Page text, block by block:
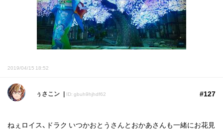
2019/04/15 18:52
ぅさこン ID: gbuh9hjhdf62 #127
ねぇロイス、ドラク いつかおとうさんとおかあさんも一緒にお花見